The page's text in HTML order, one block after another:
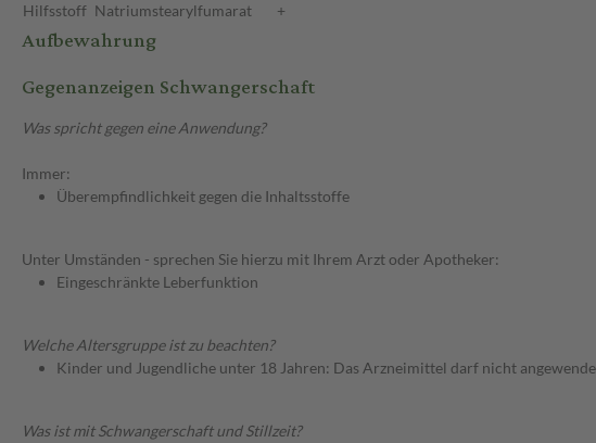
Hilfsstoff Natriumstearylfumarat +
Aufbewahrung
Gegenanzeigen Schwangerschaft
Was spricht gegen eine Anwendung?
Immer:
Überempfindlichkeit gegen die Inhaltsstoffe
Unter Umständen - sprechen Sie hierzu mit Ihrem Arzt oder Apotheker:
Eingeschränkte Leberfunktion
Welche Altersgruppe ist zu beachten?
Kinder und Jugendliche unter 18 Jahren: Das Arzneimittel darf nicht
Was ist mit Schwangerschaft und Stillzeit?